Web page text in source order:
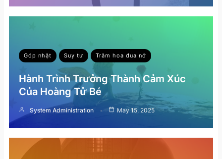
Góp nhặt Suy tư Trăm hoa đua nở
Hành Trình Trưởng Thành Cảm Xúc
Của Hoàng Tử Bé
System Administration May 15, 2025